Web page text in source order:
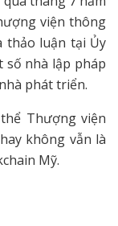
viện thông
thảo luận tại Ủy
số nhà lập pháp
phát triển.
Thượng viện
không vẫn là
Mỹ.